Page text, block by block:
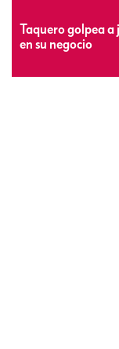
Taquero golpea
en su negocio